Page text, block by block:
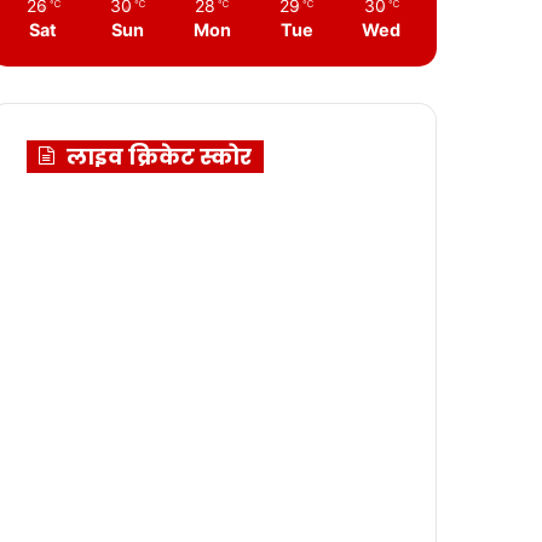
26 ℃
Sat
30 ℃
Sun
28 ℃
Mon
29 ℃
Tue
30 ℃
Wed
लाइव क्रिकेट स्कोर